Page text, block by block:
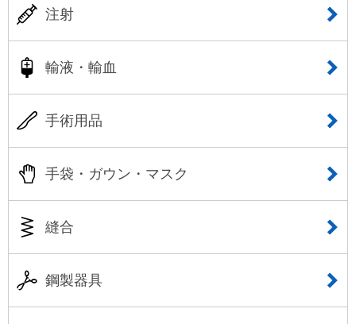
注射
輸液・輸血
手術用品
手袋・ガウン・マスク
縫合
鋼製器具